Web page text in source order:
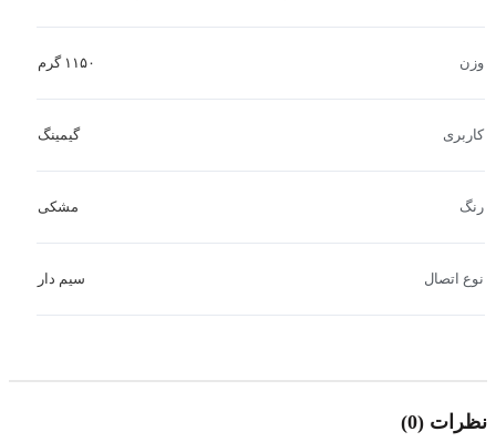
وزن ۱۱۵۰ گرم
کاربری گیمینگ
رنگ مشکی
نوع اتصال سیم دار
طول کابل
نظرات (0)